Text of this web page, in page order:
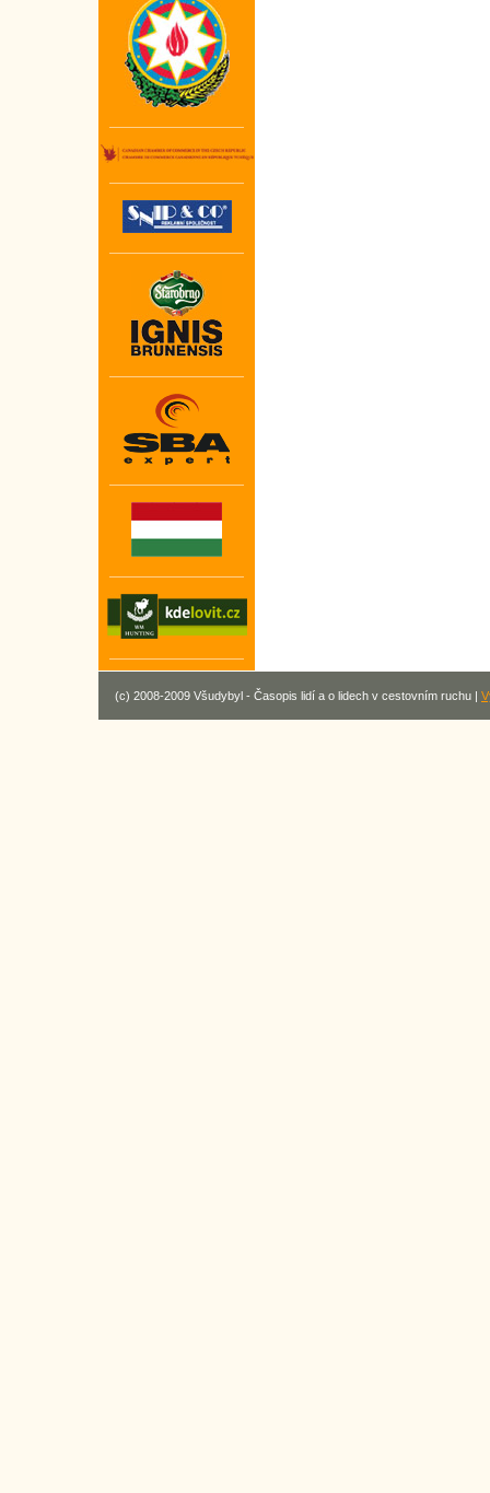
(c) 2008-2009 Všudybyl - Časopis lidí a o lidech v cestovním ruchu |